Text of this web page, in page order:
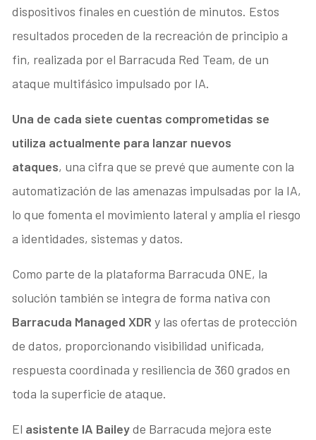
dispositivos finales en cuestión de minutos. Estos
resultados proceden de la recreación de principio a
fin, realizada por el Barracuda Red Team, de un
ataque multifásico impulsado por IA.
Una de cada siete cuentas comprometidas se
utiliza actualmente para lanzar nuevos
ataques, una cifra que se prevé que aumente con la
automatización de las amenazas impulsadas por la IA,
lo que fomenta el movimiento lateral y amplía el riesgo
a identidades, sistemas y datos.
Como parte de la plataforma Barracuda ONE, la
solución también se integra de forma nativa con
Barracuda Managed XDR y las ofertas de protección
de datos, proporcionando visibilidad unificada,
respuesta coordinada y resiliencia de 360 grados en
toda la superficie de ataque.
El asistente IA Baileyde Barracuda mejora este